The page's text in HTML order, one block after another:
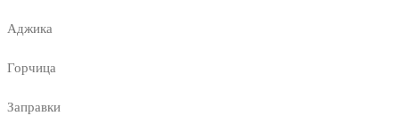
Аджика
Горчица
Заправки